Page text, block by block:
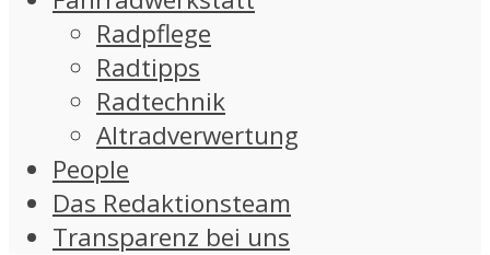
Radpflege
Radtipps
Radtechnik
Altradverwertung
People
Das Redaktionsteam
Transparenz bei uns